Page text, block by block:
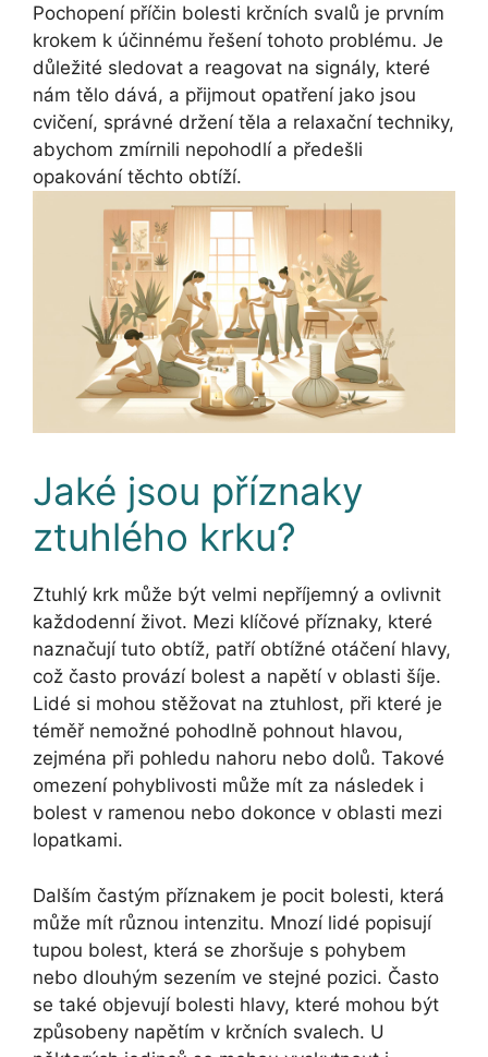
Pochopení příčin bolesti krčních svalů je prvním
krokem k účinnému řešení tohoto problému. Je
důležité sledovat a reagovat na signály, které
nám tělo dává, a přijmout opatření jako jsou
cvičení, správné držení těla a relaxační techniky,
abychom zmírnili nepohodlí a předešli
opakování těchto obtíží.
Jaké jsou příznaky
ztuhlého krku?
Ztuhlý krk může být velmi nepříjemný a ovlivnit
každodenní život. Mezi klíčové příznaky, které
naznačují tuto obtíž, patří obtížné otáčení hlavy,
což často provází bolest a napětí v oblasti šíje.
Lidé si mohou stěžovat na ztuhlost, při které je
téměř nemožné pohodlně pohnout hlavou,
zejména při pohledu nahoru nebo dolů. Takové
omezení pohyblivosti může mít za následek i
bolest v ramenou nebo dokonce v oblasti mezi
lopatkami.
Dalším častým příznakem je pocit bolesti, která
může mít různou intenzitu. Mnozí lidé popisují
tupou bolest, která se zhoršuje s pohybem
nebo dlouhým sezením ve stejné pozici. Často
se také objevují bolesti hlavy, které mohou být
způsobeny napětím v krčních svalech. U